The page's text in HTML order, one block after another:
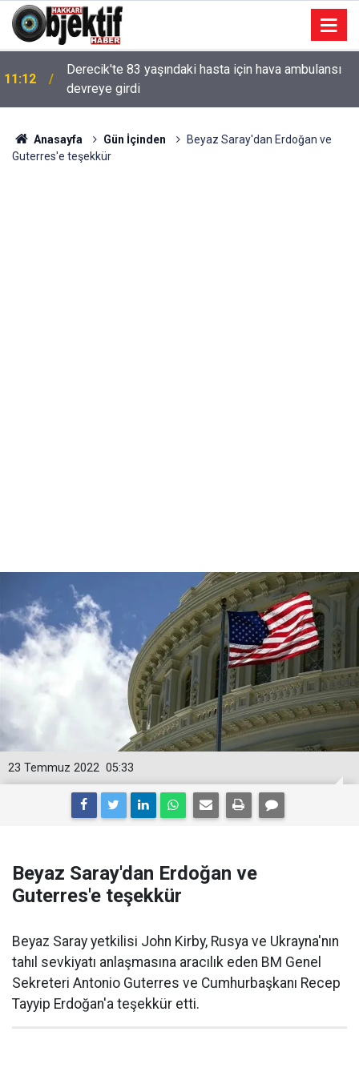
11:12
Derecik'te 83 yaşındaki hasta için hava ambulansı
devreye girdi
Anasayfa Gün İçinden
Beyaz Saray'dan Erdoğan ve
Guterres'e teşekkür
05:33
23 Temmuz 2022
Beyaz Saray'dan Erdoğan ve
Guterres'e teşekkür
Beyaz Saray yetkilisi John Kirby, Rusya ve Ukrayna'nın
tahıl sevkiyatı anlaşmasına aracılık eden BM Genel
Sekreteri Antonio Guterres ve Cumhurbaşkanı Recep
Tayyip Erdoğan'a teşekkür etti.